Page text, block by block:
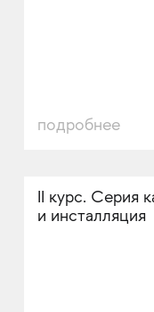
подробнее
II курс. Серия
и инсталляция